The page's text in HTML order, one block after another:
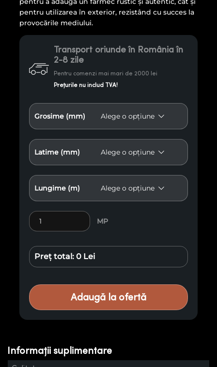
pentru utilizarea în exterior, rezistând cu succes la
provocările mediului.
Transport oriunde în România în
2-8 zile
Pentru comenzi mai mari de 2000 lei
Prețurile nu includ TVA!
Grosime (mm)
Latime (mm)
Lungime (m)
Cantitate Lambriu Premium M3
MP
Preț total: 0 Lei
Adaugă la ofertă
Informații suplimentare